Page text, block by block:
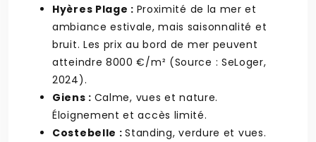
Hyères Plage : Proximité de la mer et
ambiance estivale, mais saisonnalité et
bruit. Les prix au bord de mer peuvent
atteindre 8000 €/m² (Source : SeLoger,
2024).
Giens : Calme, vues et nature.
Éloignement et accès limité.
Costebelle :Standing, verdure et vues.